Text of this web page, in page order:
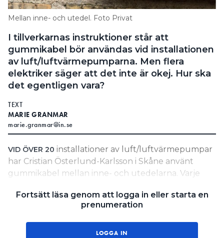
Search for:
SEARCH
Mellan inne- och utedel. Foto Privat
I tillverkarnas instruktioner står att
gummikabel bör användas vid installationen
av luft/luftvärmepumparna. Men flera
elektriker säger att det inte är okej. Hur ska
det egentligen vara?
TEXT
MARIE GRANMAR
marie.granmar@in.se
VID ÖVER 20 installationer av luft/luftvärmepumpar
har Cristian Österlund-Karlsson i Skåne använt
gummikabel mellan inne- och utedelarna. Varje
det har elektriker i hans närhet påpekat att det inte
är okej att använda gummikabel, utan att det ska
vara kabel för fast installation.
Fortsätt läsa genom att logga in eller starta en
prenumeration
LOGGA IN